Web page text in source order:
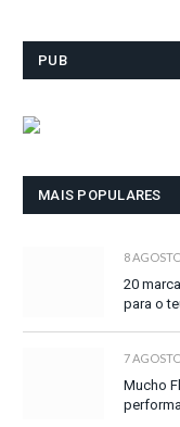
PUB
MAIS POPULARES
8
20
para o
7
Mucho